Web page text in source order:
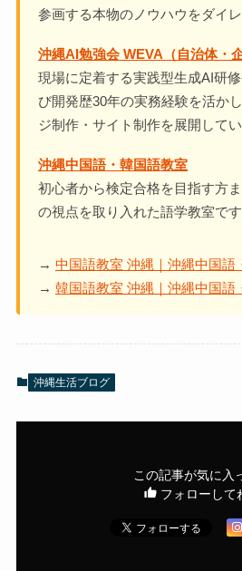
参画する本物のノウハウをダイ
沖縄AI勉強会 WEVA（自治体・
現場に定着する実践型生成AI研
び開発歴30年の実務経験を活か
ジ制作・サイト制作を展開してい
沖縄中国語・韓国語教室
初心者から検定合格を目指す方
の視点を取り入れた語学教室です
→ 中国語教室 沖縄｜沖縄中国語
→ 韓国語教室 沖縄｜沖縄中国語
沖縄生活ブログ
この記事が気に入
フォローして